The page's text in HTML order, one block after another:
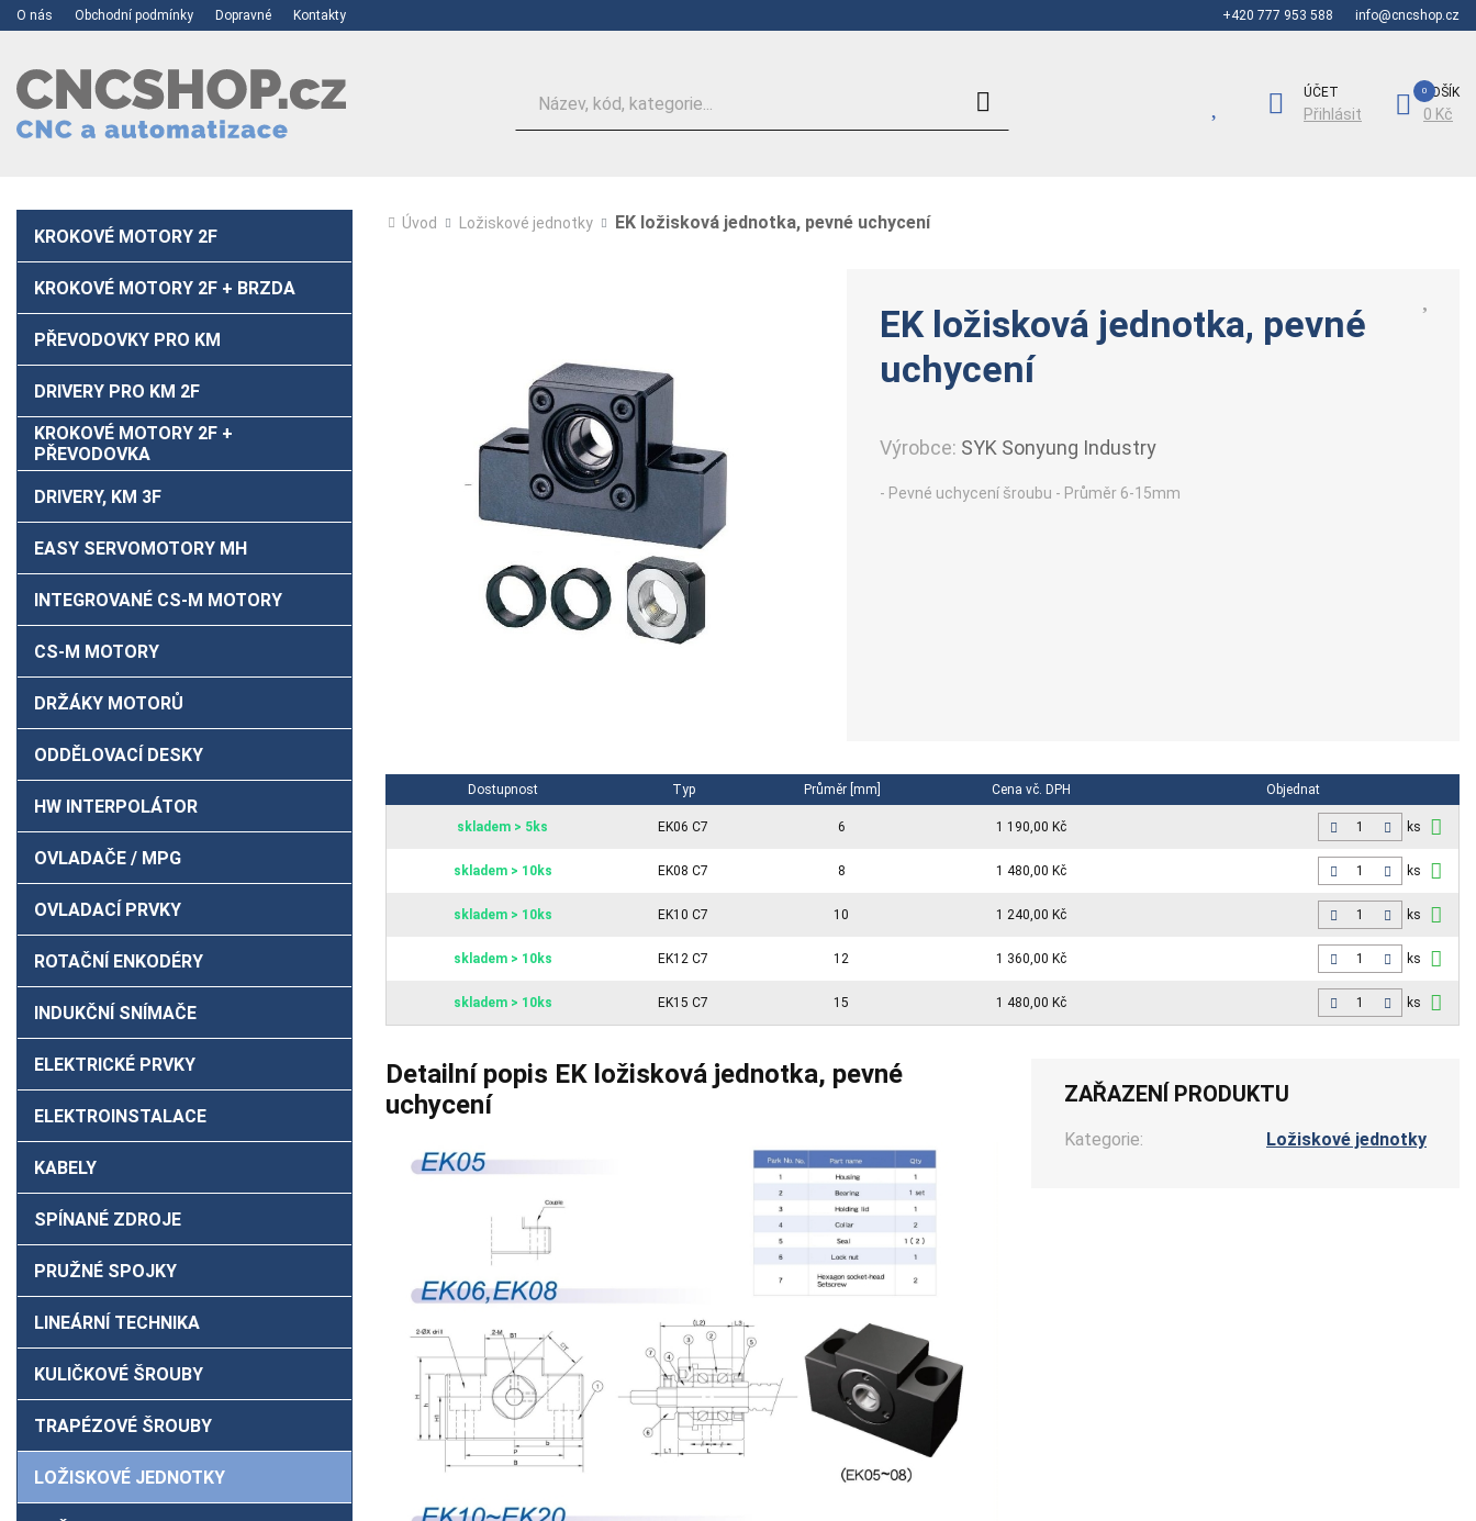
O nás Obchodní podmínky Dopravné Kontakty +420 777 953 588 info@cncshop.cz
ÚČET
Přihlásit
KOŠÍK
0 Kč
KROKOVÉ MOTORY 2F
KROKOVÉ MOTORY 2F + BRZDA
PŘEVODOVKY PRO KM
DRIVERY PRO KM 2F
KROKOVÉ MOTORY 2F +
PŘEVODOVKA
DRIVERY, KM 3F
EASY SERVOMOTORY MH
INTEGROVANÉ CS-M MOTORY
CS-M MOTORY
DRŽÁKY MOTORŮ
ODDĚLOVACÍ DESKY
HW INTERPOLÁTOR
OVLADAČE / MPG
OVLADACÍ PRVKY
ROTAČNÍ ENKODÉRY
INDUKČNÍ SNÍMAČE
ELEKTRICKÉ PRVKY
ELEKTROINSTALACE
KABELY
SPÍNANÉ ZDROJE
PRUŽNÉ SPOJKY
LINEÁRNÍ TECHNIKA
KULIČKOVÉ ŠROUBY
TRAPÉZOVÉ ŠROUBY
LOŽISKOVÉ JEDNOTKY
Úvod Ložiskové jednotky EK ložisková jednotka, pevné uchycení
EK ložisková jednotka, pevné
uchycení
Výrobce: SYK Sonyung Industry
- Pevné uchycení šroubu - Průměr 6-15mm
Dostupnost Typ Průměr [mm] Cena vč. DPH Objednat
skladem > 5ks EK06 C7 6 1 190,00 Kč ks
skladem > 10ks EK08 C7 8 1 480,00 Kč ks
skladem > 10ks EK10 C7 10 1 240,00 Kč ks
skladem > 10ks EK12 C7 12 1 360,00 Kč ks
skladem > 10ks EK15 C7 15 1 480,00 Kč ks
Detailní popis EK ložisková jednotka, pevné
uchycení
ZAŘAZENÍ PRODUKTU
Kategorie: Ložiskové jednotky